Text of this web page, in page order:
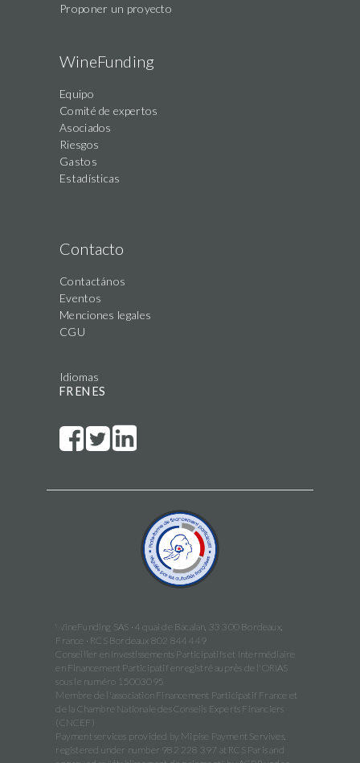
Proponer un proyecto
WineFunding
Equipo
Comité de expertos
Asociados
Riesgos
Gastos
Estadísticas
Contacto
Contactános
Eventos
Menciones legales
CGU
Idiomas
FR EN ES
WineFunding SAS · 4 quai de Bacalan, 33 300 Bordeaux,
France · RCS Bordeaux 802 844 449
Conseiller en Investissements Participatifs et Intermédiaire
en Financement Participatif enregistré auprès de l'ORIAS
sous le numéro 15003095
Membre de l'association Financement Participatif France et
de la Chambre Nationale des Conseils Experts Financiers
(CNCEF)
Payment services provided by Mipise Payment Servives,
registered under number 982 228 397 at RCS Paris and